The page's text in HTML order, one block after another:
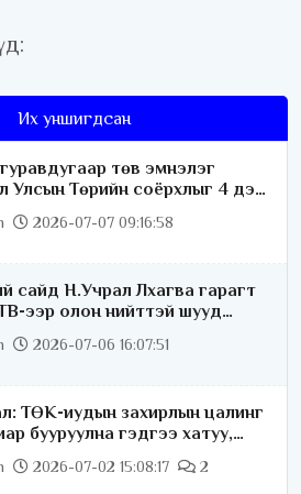
Их уншигдсан
төв эмнэлэг
Улсын Төрийн соёрхлыг 4 дэх
хүртлээ
2026-07-07 09:16:58
сайд Н.Учрал Лхагва гарагт
ээр олон нийттэй шууд
2026-07-06 16:07:51
ТӨК-иудын захирлын цалинг
бууруулна гэдгээ хатуу,
хэлье
2026-07-02 15:08:17 2